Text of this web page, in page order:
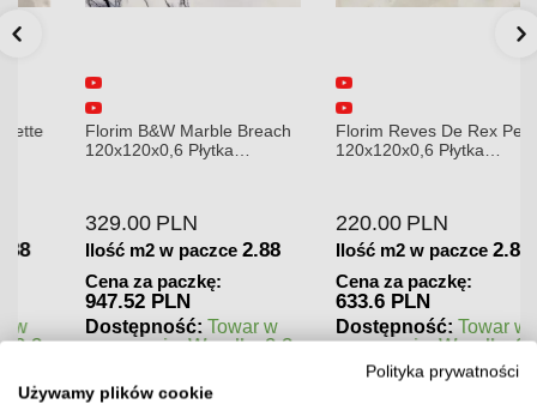
Florim B&W Marble Breach
120x120x0,6 Płytka
329.00 PLN
Ilość m2 w paczce 2.88
Cena za paczkę:
947.52 PLN
Dostępność: Towar w
magazynie. Wysyłka 2-3
Florim Reves De Rex Perle
120x120x0,6 Płytka
220.00 PLN
Ilość m2 w paczce 2.88
Cena za paczkę:
633.6 PLN
Dostępność: Towar w
magazynie. Wysyłka 2-3
Polityka prywatności
Używamy plików cookie